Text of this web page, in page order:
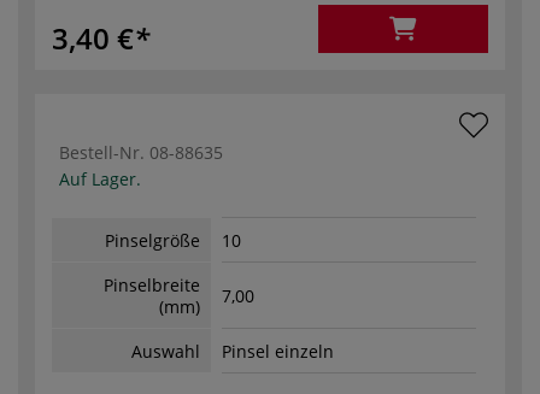
3,40 €
Bestell-Nr. 08-88635
Auf Lager.
Pinselgröße
10
Pinselbreite
(mm)
7,00
Auswahl Pinsel einzeln